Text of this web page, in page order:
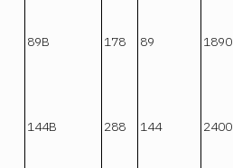
89В 178 89 1890
144В 288 144 2400